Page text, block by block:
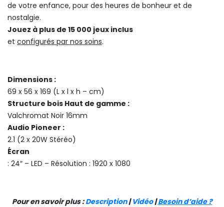
de votre enfance, pour des heures de bonheur et de
nostalgie.
Jouez à plus de 15 000 jeux inclus
et configurés par nos soins.
Dimensions :
69 x 56 x 169 (L x l x h – cm)
Structure bois Haut de gamme :
Valchromat Noir 16mm
Audio Pioneer :
2.1 (2 x 20W Stéréo)
Écran
: 24″ – LED – Résolution : 1920 x 1080
Pour en savoir plus :Description|Vidéo|Besoin d’aide ?